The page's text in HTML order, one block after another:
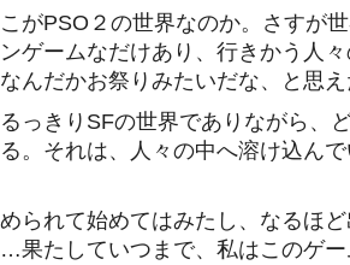
がPSO ２の世界なのか。さすが
ゲームなだけあり、行きかう人
んだかお祭りみたいだな、と思
っきり SFの世界でありながら、
。それは、人々の中へ溶け込ん
られて始めてはみたし、なるほ
果たしていつまで、私はこのゲー